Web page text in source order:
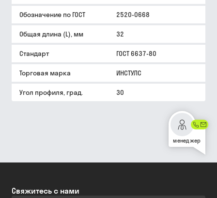
Обозначение по ГОСТ 2520-0668
Общая длина (L), мм 32
Стандарт ГОСТ 6637-80
Торговая марка ИНСТУЛС
Угол профиля, град. 30
менеджер
Свяжитесь с нами